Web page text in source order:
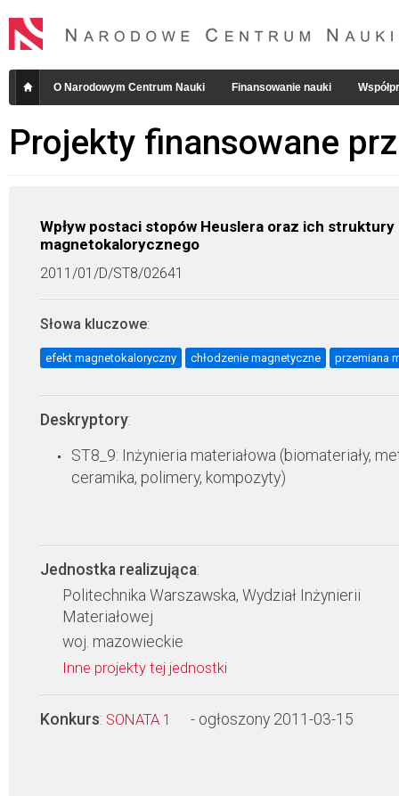
O Narodowym Centrum Nauki Finansowanie nauki
Projekty finansowane
Wpływ postaci stopów Heuslera oraz ich
magnetokalorycznego
2011/01/D/ST8/02641
Słowa kluczowe:
efekt magnetokaloryczny chłodzenie magnetyczne przemiana
Deskryptory:
ST8_9: Inżynieria materiałowa (biomateriały,
ceramika, polimery, kompozyty)
Jednostka realizująca:
Politechnika Warszawska, Wydział Inżynierii
Materiałowej
woj. mazowieckie
Inne projekty tej jednostki
Konkurs: SONATA 1 - ogłoszony 2011-03-15